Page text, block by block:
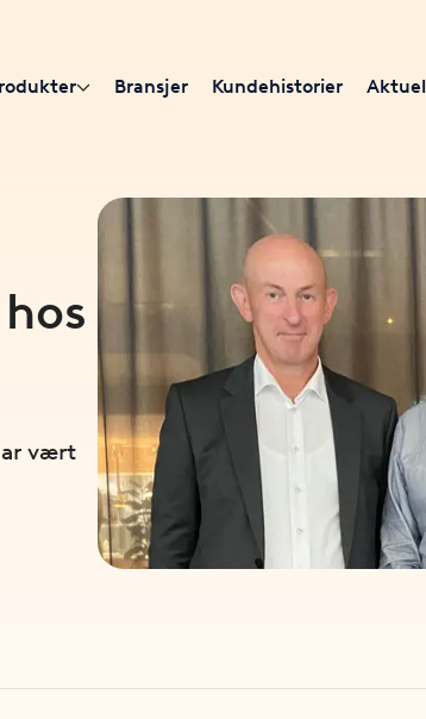
Bransjer Kundehistorier
vært